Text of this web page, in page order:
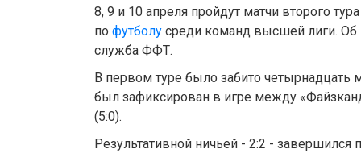
8, 9 и 10 апреля пройдут матчи второго
по футболу среди команд высшей лиги. Об
служба ФФТ.
В первом туре было забито четырнадцать
был зафиксирован в игре между
(5:0).
Результативной ничьей - 2:2 -